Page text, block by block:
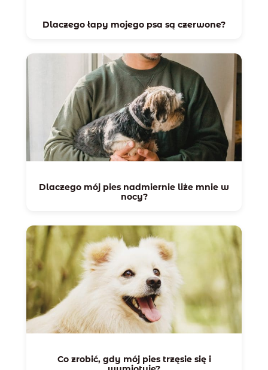
Dlaczego łapy mojego psa są czerwone?
Dlaczego mój pies nadmiernie liże mnie w
nocy?
Co zrobić, gdy mój pies trzęsie się i